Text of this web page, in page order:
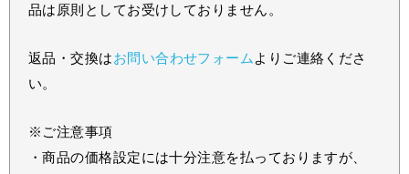
品は原則としてお受けしておりません。
返品・交換はお問い合わせフォームよりご連絡くださ
い。
※ご注意事項
・商品の価格設定には十分注意を払っておりますが、